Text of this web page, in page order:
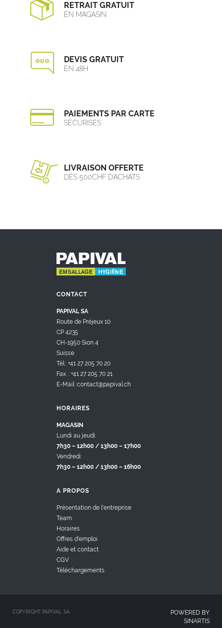
RETRAIT GRATUIT
EN MAGASIN
DEVIS GRATUIT
EN 48H
PAIEMENTS PAR CARTE
SÉCURISÉS
LIVRAISON OFFERTE
DÈS 500CHF D’ACHATS
CONTACT
PAPIVAL SA
Route de Préjeux 10
CP 4235
CH-1950 Sion 4
Suisse
Tél.: +41 27 205 70 20
Fax. : +41 27 205 70 21
E-Mail: contact@papival.ch
HORAIRES
MAGASIN
Lundi au jeudi:
7h30 – 12h00 / 13h00 – 17h00
Vendredi:
7h30 – 12h00 / 13h00 – 16h00
A PROPOS
Présentation de l'entreprise
Team
Horaires
Offres d'emploi
Aide et contact
CGV
Téléchargements
COPYRIGHT PAPIVAL SA
POWERED BY
SINARTIS